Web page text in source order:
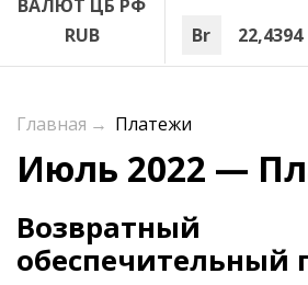
ВАЛЮТ ЦБ РФ
RUB
Br 22,4394
Главная → Платежи
Июль 2022 —
Возвратный
обеспечительный